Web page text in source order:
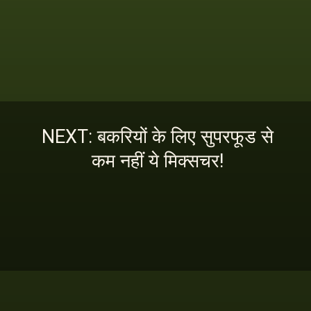
NEXT: बकरियों के लिए सुपरफूड से
कम नहीं ये मिक्सचर!